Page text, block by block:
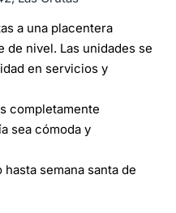
a una placentera
nivel. Las unidades se
en servicios y
completamente
sea cómoda y
hasta semana santa de